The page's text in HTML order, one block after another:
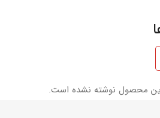
محصول نوشته نشده است.